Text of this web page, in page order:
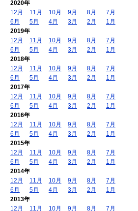
2020年
12月
11月 10月 9月 8月
7月
6月
5月 4月 3月 2月
1月
2019年
12月
11月 10月 9月 8月
7月
6月
5月 4月 3月 2月
1月
2018年
12月
11月 10月 9月 8月
7月
6月
5月 4月 3月 2月
1月
2017年
12月
11月 10月 9月 8月
7月
6月
5月 4月 3月 2月
1月
2016年
12月
11月 10月 9月 8月
7月
6月
5月 4月 3月 2月
1月
2015年
12月
11月 10月 9月 8月
7月
6月
5月 4月 3月 2月
1月
2014年
12月
11月 10月 9月 8月
7月
6月
5月 4月 3月 2月
1月
2013年
12月
11月 10月 9月 8月 7月